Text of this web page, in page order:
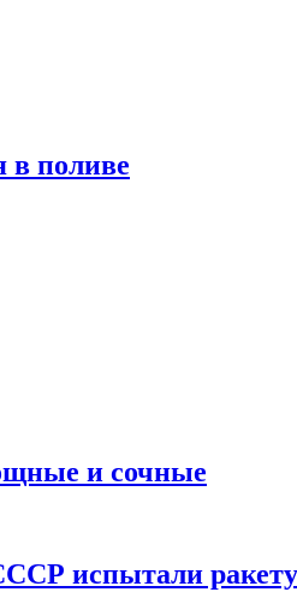
в поливе
и сочные
испытали